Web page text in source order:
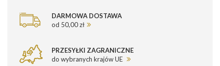
DARMOWA DOSTAWA
od 50,00 zł
PRZESYŁKI ZAGRANICZNE
do wybranych krajów UE